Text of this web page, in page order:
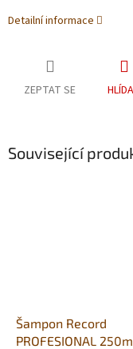
Detailní informace
ZEPTAT SE
Související
Šampon Record
PROFESIONAL